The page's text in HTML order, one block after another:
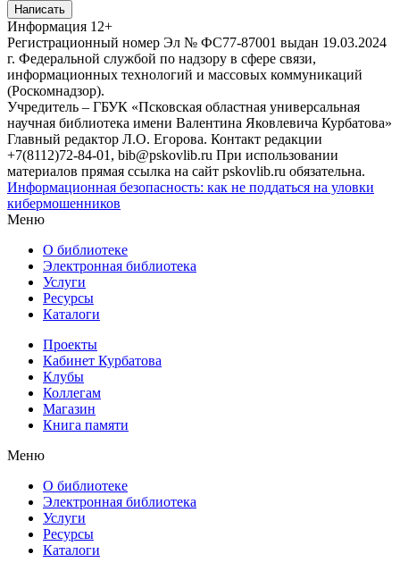
Написать
Информация 12+
Регистрационный номер Эл № ФС77-87001 выдан 19.03.2024
г. Федеральной службой по надзору в сфере связи,
информационных технологий и массовых коммуникаций
(Роскомнадзор).
Учредитель – ГБУК «Псковская областная универсальная
научная библиотека имени Валентина Яковлевича Курбатова»
Главный редактор Л.О. Егорова. Контакт редакции
+7(8112)72-84-01, bib@pskovlib.ru При использовании
материалов прямая ссылка на сайт pskovlib.ru обязательна.
Информационная безопасность: как не поддаться на уловки
кибермошенников
Меню
О библиотеке
Электронная библиотека
Услуги
Ресурсы
Каталоги
Проекты
Кабинет Курбатова
Клубы
Коллегам
Магазин
Книга памяти
Меню
О библиотеке
Электронная библиотека
Услуги
Ресурсы
Каталоги